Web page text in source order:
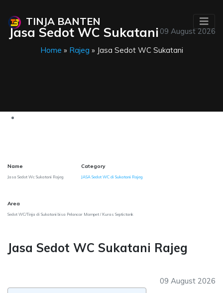
TINJA BANTEN
09 August 2026
Jasa Sedot WC Sukatani
Home » Rajeg » Jasa Sedot WC Sukatani
Name
Jasa Sedot Wc Sukatani Rajeg
Category
JASA Sedot WC di Sukatani Rajeg
Area
Sedot WC/Tinja di Sukatani bisa Pelancar Mampet / Kuras Septictank
Jasa Sedot WC Sukatani Rajeg
09 August 2026